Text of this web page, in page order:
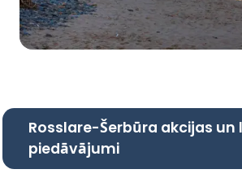
Rosslare-Šerbūra akcijas un
piedāvājumi